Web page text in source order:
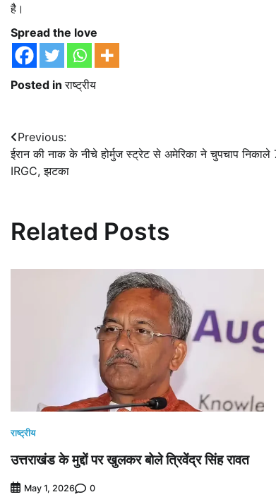
है।
Spread the love
Posted inराष्ट्रीय
Post
navigation
Previous:
ईरान की नाक के नीचे होर्मुज स्‍ट्रेट से अमेरिका ने चुपचाप
IRGC, झटका
Related Posts
राष्ट्रीय
उत्तराखंड के मुद्दों पर खुलकर बोले त्रिवेंद्र सिंह रावत
May 1, 2026 0